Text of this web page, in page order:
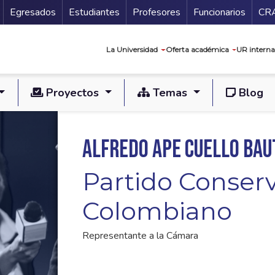
Secundario
Egresados Estudiantes Profesores Funcionarios
La Universidad Oferta académica UR
Proyectos Temas Blog
Alfredo Ape Cuello
Partido
Colombiano
Representante a la Cámara